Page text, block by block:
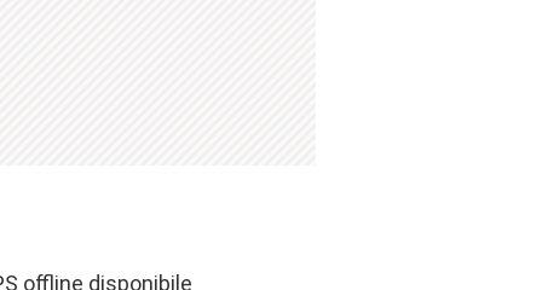
offline disponibile